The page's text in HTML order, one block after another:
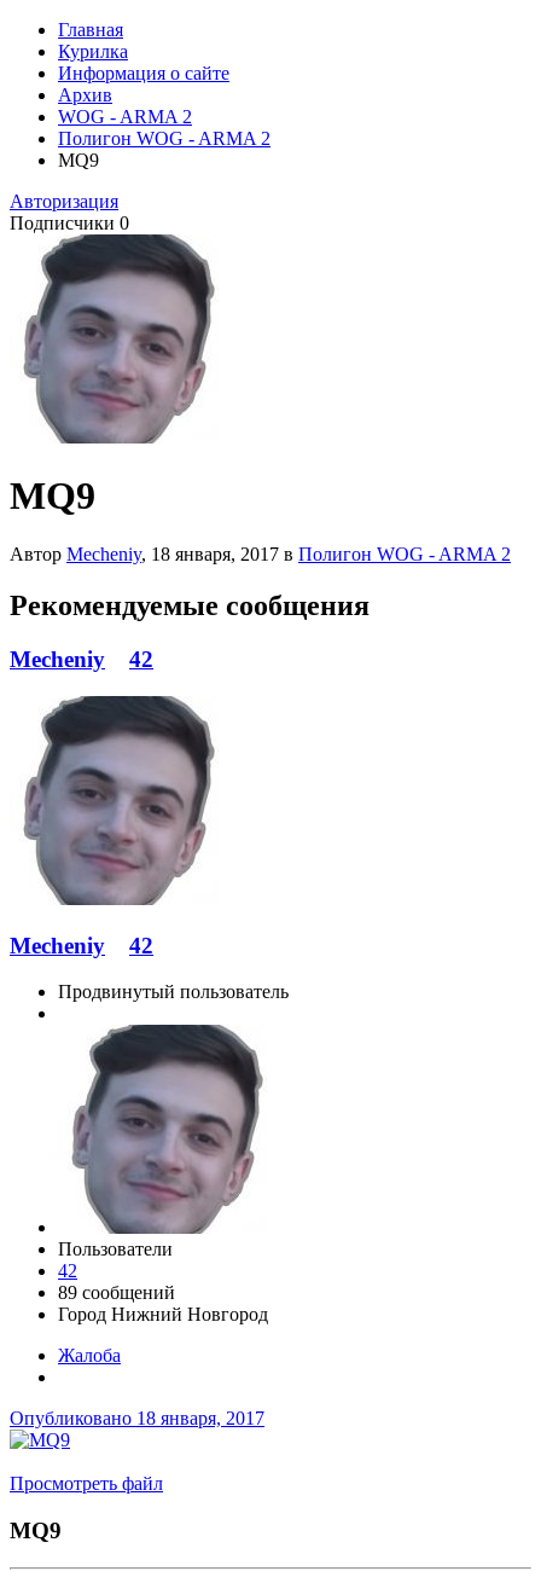
Главная
Курилка
Информация о сайте
Архив
WOG - ARMA 2
Полигон WOG - ARMA 2
MQ9
Авторизация
Подписчики 0
MQ9
Автор Mecheniy, 18 января, 2017 в Полигон WOG - ARMA 2
Рекомендуемые сообщения
Mecheniy 42
Mecheniy 42
Продвинутый пользователь
Пользователи
42
89 сообщений
Город Нижний Новгород
Жалоба
Опубликовано 18 января, 2017
Просмотреть файл
MQ9